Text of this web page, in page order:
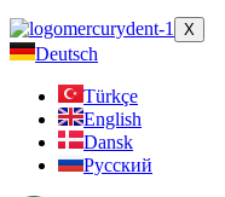
X
Deutsch
Türkçe
English
Dansk
Русский